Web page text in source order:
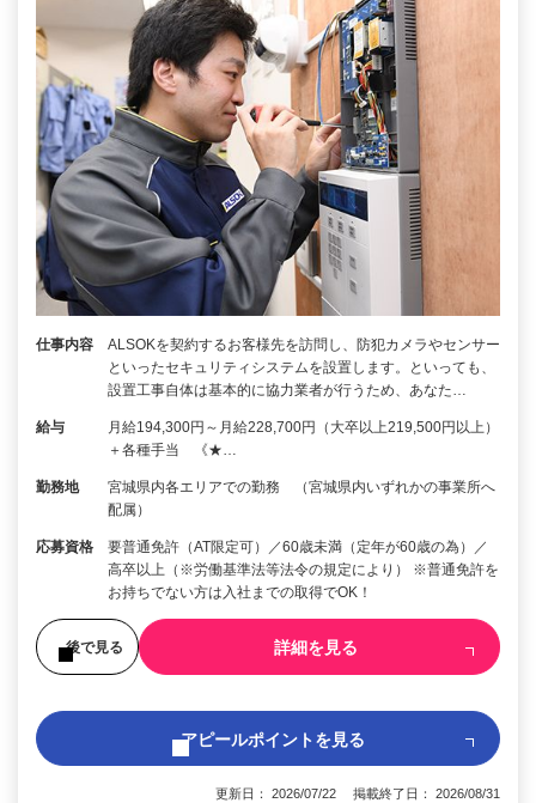
仕事内容
ALSOKを契約するお客様先を訪問し、防犯カメラやセンサー
といったセキュリティシステムを設置します。といっても、
設置工事自体は基本的に協力業者が行うため、あなた…
給与
月給194,300円～月給228,700円（大卒以上219,500円以上）
＋各種手当 《★…
勤務地
宮城県内各エリアでの勤務 （宮城県内いずれかの事業所へ
配属）
応募資格
要普通免許（AT限定可）／60歳未満（定年が60歳の為）／
高卒以上（※労働基準法等法令の規定により） ※普通免許を
お持ちでない方は入社までの取得でOK！
後で見る 詳細を見る
アピールポイントを見る
更新日： 2026/07/22 掲載終了日： 2026/08/31